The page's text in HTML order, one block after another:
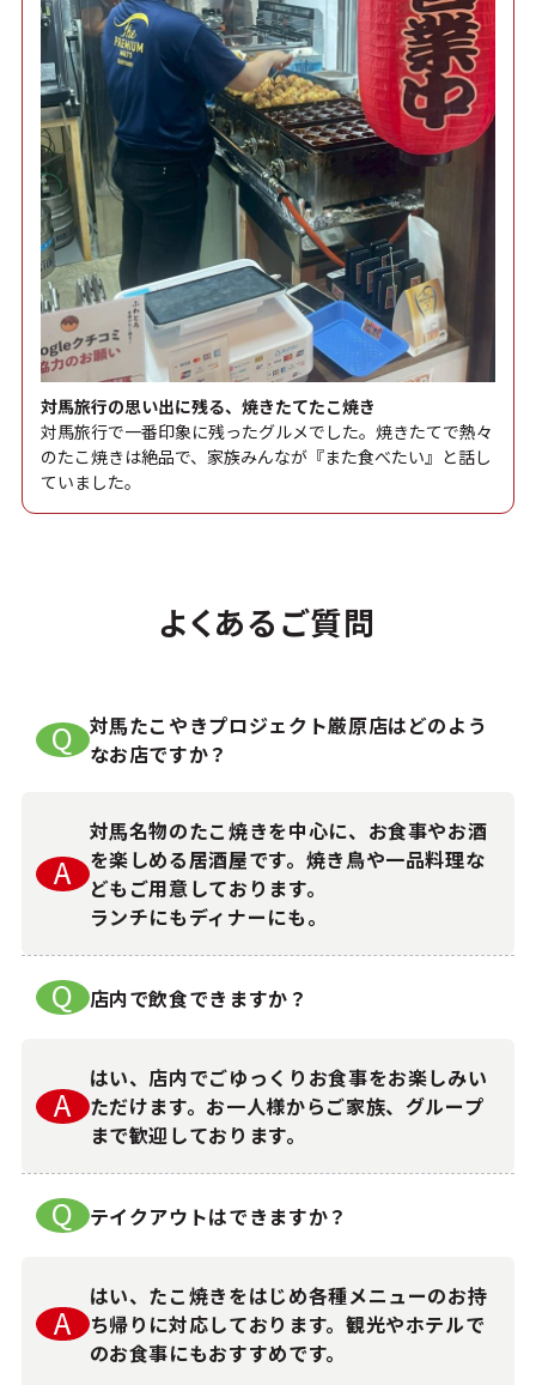
対馬旅行の思い出に残る、焼きたてたこ焼き
対馬旅行で一番印象に残ったグルメでした。焼きたてで熱々
のたこ焼きは絶品で、家族みんなが『また食べたい』と話し
ていました。
よくあるご質問
Q 対馬たこやきプロジェクト厳原店はどのよう
なお店ですか？
A
対馬名物のたこ焼きを中心に、お食事やお酒
を楽しめる居酒屋です。焼き鳥や一品料理な
どもご用意しております。
ランチにもディナーにも。
Q 店内で飲食できますか？
A
はい、店内でごゆっくりお食事をお楽しみい
ただけます。お一人様からご家族、グループ
まで歓迎しております。
Q テイクアウトはできますか？
A
はい、たこ焼きをはじめ各種メニューのお持
ち帰りに対応しております。観光やホテルで
のお食事にもおすすめです。